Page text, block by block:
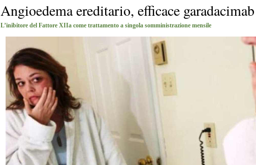
Angioedema ereditario, efficace garadacimab
L’inibitore del Fattore XIIa come trattamento a singola somministrazione mensile